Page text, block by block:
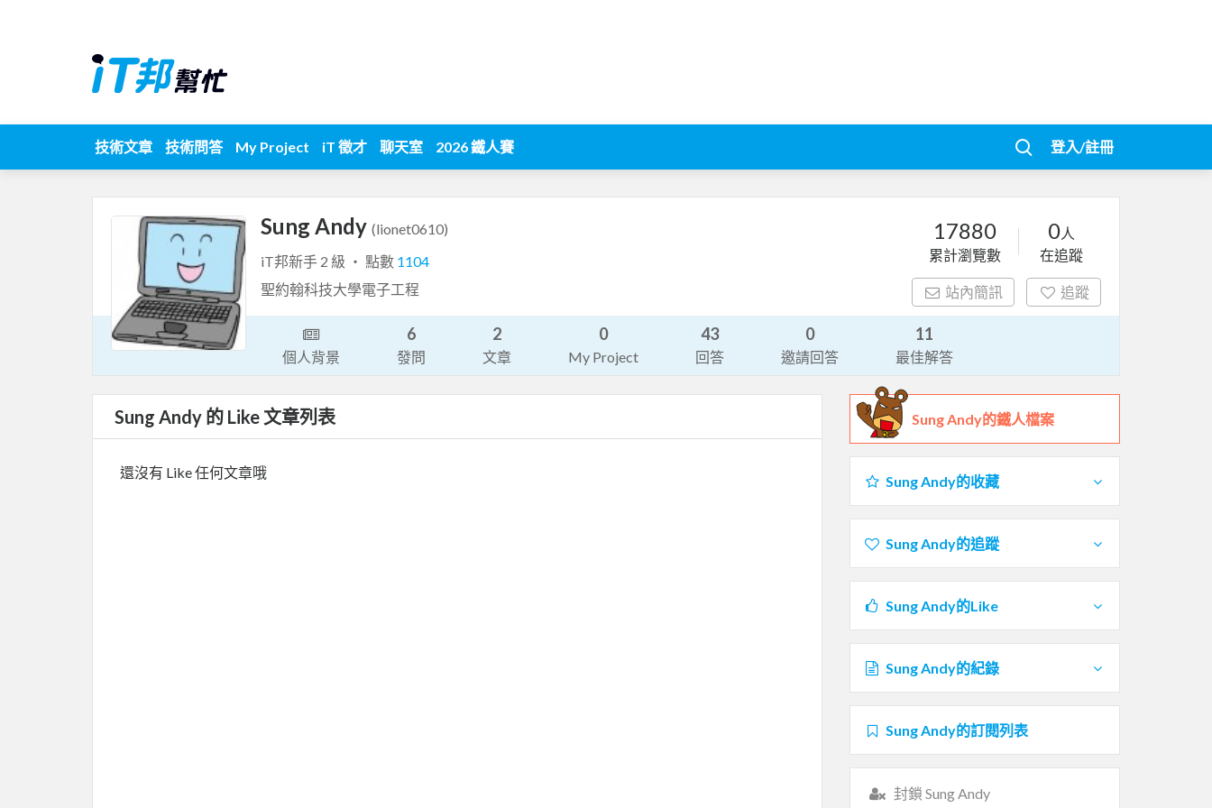
技術文章 技術問答 My Project iT 徵才 聊天室 2026 鐵人賽 登入/註冊
Sung Andy (lionet0610)
iT邦新手 2 級 ‧ 點數 1104
聖約翰科技大學電子工程
17880
累計瀏覽數
0人
在追蹤
站內簡訊 追蹤
個人背景
6
發問
2
文章
0
My Project
43
回答
0
邀請回答
11
最佳解答
Sung Andy 的 Like 文章列表
還沒有 Like 任何文章哦
Sung Andy的鐵人檔案
Sung Andy的收藏
Sung Andy的追蹤
Sung Andy的Like
Sung Andy的紀錄
Sung Andy的訂閱列表
封鎖 Sung Andy